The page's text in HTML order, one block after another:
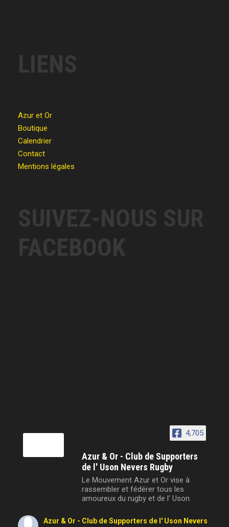
LIENS
Azur et Or
Boutique
Calendrier
Contact
Mentions légales
SUIVEZ-NOUS SUR
FACEBOOK
4,705
Azur & Or - Club de Supporters
de l' Uson Nevers Rugby
Le Mouvement Azur et Or vise à
rassembler et fédérer tous les
amoureux du rugby et de l' Uson.
Azur & Or - Club de Supporters de l' Uson Nevers